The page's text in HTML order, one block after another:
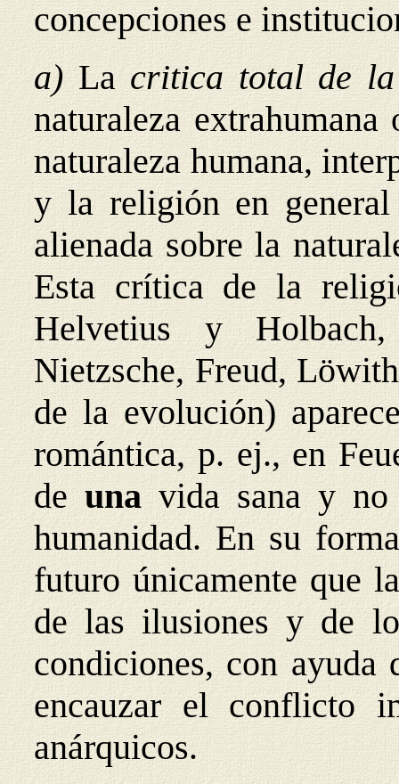
concepciones e
a)Lacritica total de
naturaleza
naturaleza humana,
y la religión en
alienada sobre la
Esta crítica de la
Helvetius y
Nietzsche, Freud,
de la evolución)
romántica, p. ej., en
deunavida sana y
humanidad. En su
futuro únicamente que
de las ilusiones y de
condiciones, con
encauzar el conflicto
anárquicos.